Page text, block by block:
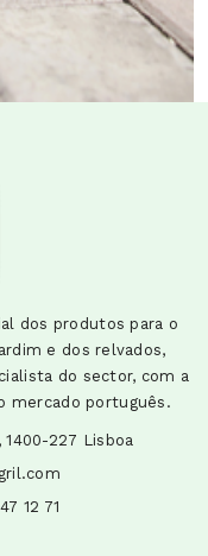
dos produtos para o
e dos relvados,
do sector, com a
mercado português.
1400-227 Lisboa
12 71